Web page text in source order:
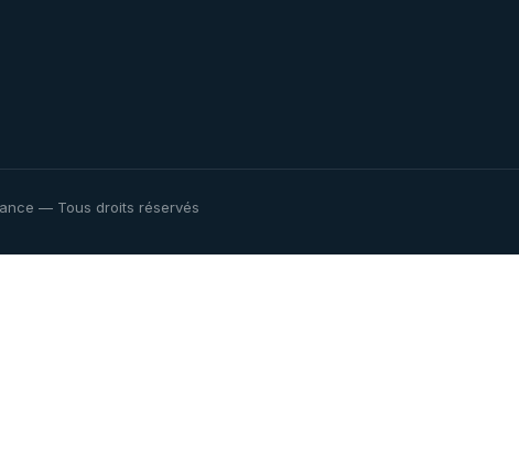
— Tous droits réservés